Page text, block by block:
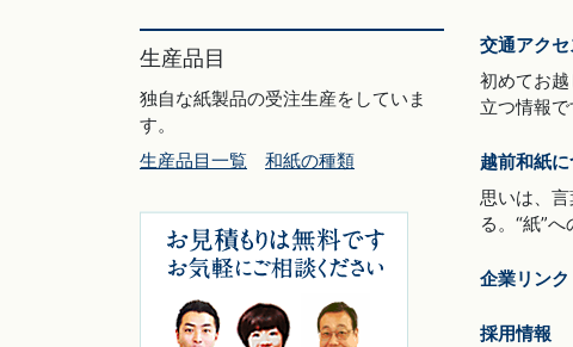
生産品目
独自な紙製品の受注生産をしていま
す。
生産品目一覧
和紙の種類
交通アクセ
初めてお
立つ情報で
越前和紙
思いは、
る。“紙”
企業リンク
採用情報